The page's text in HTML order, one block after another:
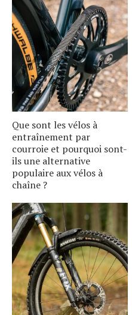
Que sont les vélos à
entraînement par
courroie et pourquoi sont-
ils une alternative
populaire aux vélos à
chaîne ?